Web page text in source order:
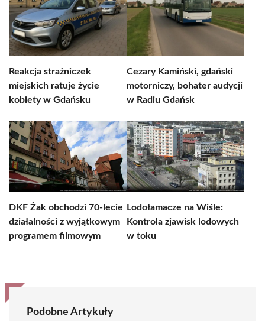
Reakcja strażniczek
miejskich ratuje życie
kobiety w Gdańsku
Cezary Kamiński, gdański
motorniczy, bohater audycji
w Radiu Gdańsk
DKF Żak obchodzi 70-lecie
działalności z wyjątkowym
programem filmowym
Lodołamacze na Wiśle:
Kontrola zjawisk lodowych
w toku
Podobne Artykuły